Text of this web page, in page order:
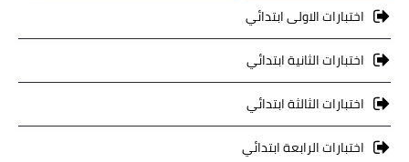
اختبارات الاولى ابتدائي
اختبارات الثانية ابتدائي
اختبارات الثالثة ابتدائي
اختبارات الرابعة ابتدائي